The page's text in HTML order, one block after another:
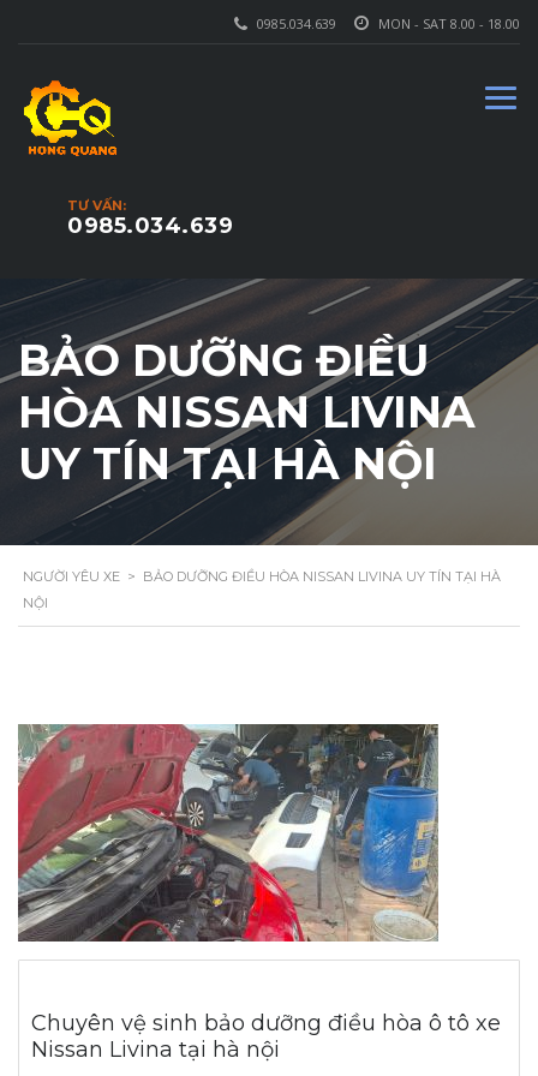
MON - SAT 8.00 - 18.00
0985.034.639
TƯ VẤN:
0985.034.639
BẢO DƯỠNG ĐIỀU
HÒA NISSAN LIVINA
UY TÍN TẠI HÀ NỘI
NGƯỜI YÊU XE > BẢO DƯỠNG ĐIỀU HÒA NISSAN LIVINA UY TÍN TẠI HÀ
NỘI
Chuyên vệ sinh bảo dưỡng điều hòa ô tô xe
Nissan Livina tại hà nội